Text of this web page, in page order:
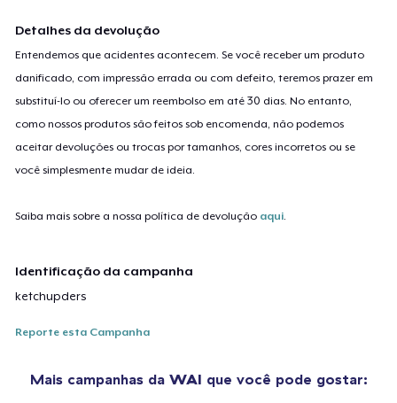
Detalhes da devolução
Entendemos que acidentes acontecem. Se você receber um produto
danificado, com impressão errada ou com defeito, teremos prazer em
substituí-lo ou oferecer um reembolso em até 30 dias. No entanto,
como nossos produtos são feitos sob encomenda, não podemos
aceitar devoluções ou trocas por tamanhos, cores incorretos ou se
você simplesmente mudar de ideia.
Saiba mais sobre a nossa política de devolução aqui
Identificação da campanha
ketchupders
Reporte esta Campanha
Mais campanhas da WAI que você pode gostar: